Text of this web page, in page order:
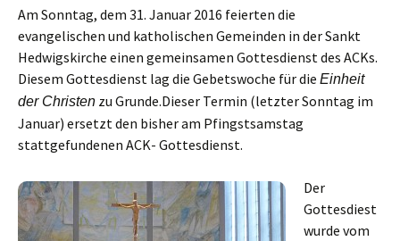
Am Sonntag, dem 31. Januar 2016 feierten die
evangelischen und katholischen Gemeinden in der Sankt
Hedwigskirche einen gemeinsamen Gottesdienst des ACKs.
Diesem Gottesdienst lag die Gebetswoche für die Einheit
der Christen zu Grunde.Dieser Termin (letzter Sonntag im
Januar) ersetzt den bisher am Pfingstsamstag
stattgefundenen ACK- Gottesdienst.
Der
Gottesdiest
wurde vom